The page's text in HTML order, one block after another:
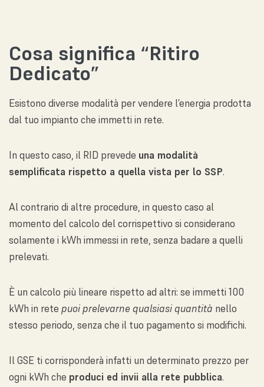
Cosa significa “Ritiro
Dedicato”
Esistono diverse modalità per vendere l’energia prodotta
dal tuo impianto che immetti in rete.
In questo caso, il RID prevede una modalità
semplificata rispetto a quella vista per lo SSP.
Al contrario di altre procedure, in questo caso al
momento del calcolo del corrispettivo si considerano
solamente i kWh immessi in rete, senza badare a quelli
prelevati.
È un calcolo più lineare rispetto ad altri: se immetti 100
kWh in rete puoi prelevarne qualsiasi quantità nello
stesso periodo, senza che il tuo pagamento si modifichi.
Il GSE ti corrisponderà infatti un determinato prezzo per
ogni kWh che produci ed invii alla rete pubblica.